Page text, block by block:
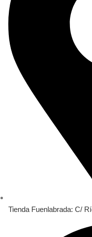
Tienda Fuenlabrada: C/